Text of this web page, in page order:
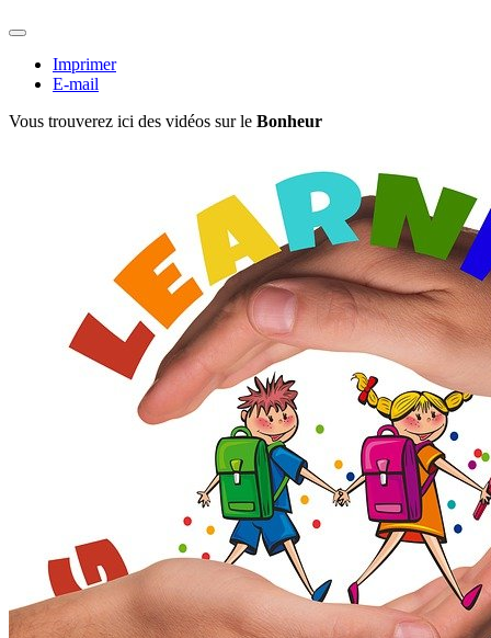
Imprimer
E-mail
Vous trouverez ici des vidéos sur le Bonheur